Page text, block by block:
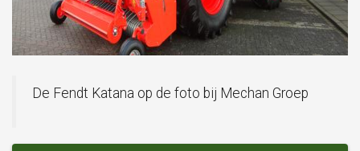
De Fendt Katana op de foto bij Mechan Groep